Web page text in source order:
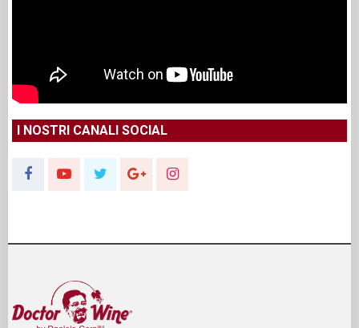
I NOSTRI CANALI SOCIAL